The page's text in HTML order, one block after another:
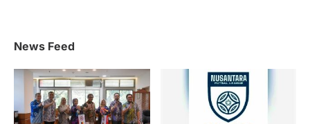
o
s
News Feed